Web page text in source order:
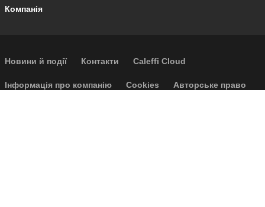
Компанія
Footer secondary navigation
Новини й події Контакти Caleffi Cloud
Footer menu
Інформація про компанію Cookies Авторське право